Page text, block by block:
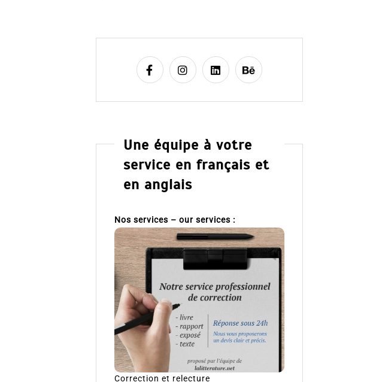
Une équipe à votre
service en français et
en anglais
Nos services – our services :
Correction et relecture